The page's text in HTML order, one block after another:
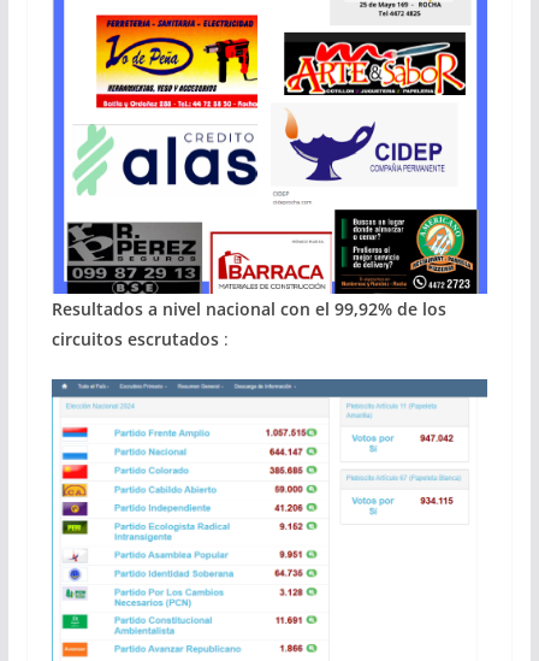
Resultados a nivel nacional con el 99,92% de los
circuitos escrutados: